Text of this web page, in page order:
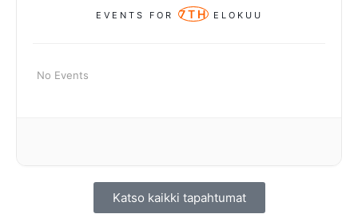
EVENTS FOR 7THELOKUU
No Events
Katso kaikki tapahtumat